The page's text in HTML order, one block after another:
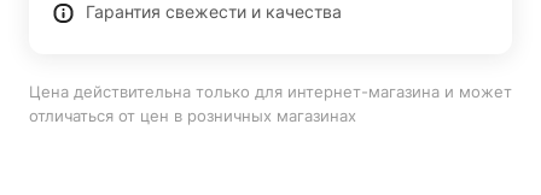
Гарантия свежести и качества
Цена действительна только для интернет-магазина и может
отличаться от цен в розничных магазинах